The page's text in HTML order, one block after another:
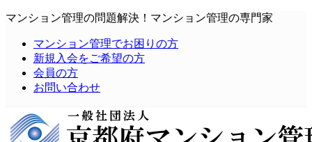
コ
ッ
ナ
移
マンション管理の問題解決！マンション管理の専門家
マンション管理でお困りの方
新規入会をご希望の方
会員の方
お問い合わせ